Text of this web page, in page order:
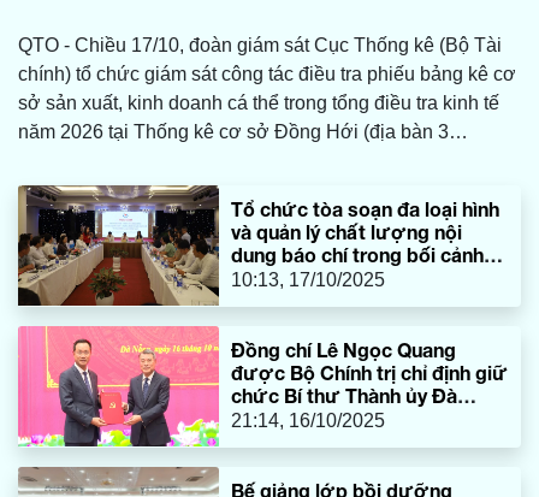
QTO - Chiều 17/10, đoàn giám sát Cục Thống kê (Bộ Tài
chính) tổ chức giám sát công tác điều tra phiếu bảng kê cơ
sở sản xuất, kinh doanh cá thể trong tổng điều tra kinh tế
năm 2026 tại Thống kê cơ sở Đồng Hới (địa bàn 3
Trị.
Tổ chức tòa soạn đa loại hình
và quản lý chất lượng nội
dung báo chí trong bối cảnh
hiện nay
10:13, 17/10/2025
Đồng chí Lê Ngọc Quang
được Bộ Chính trị chỉ định giữ
chức Bí thư Thành ủy Đà
Nẵng
21:14, 16/10/2025
Bế giảng lớp bồi dưỡng